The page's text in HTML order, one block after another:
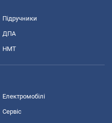
Підручники
ДПА
НМТ
Електромобілі
Сервіс